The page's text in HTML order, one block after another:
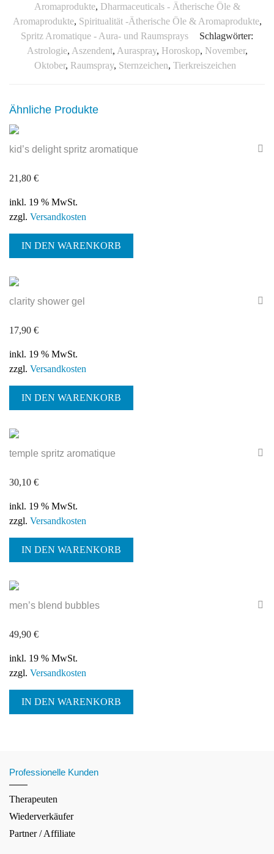
Aromaprodukte, Dharmaceuticals - Ätherische Öle &
Aromaprodukte, Spiritualität -Ätherische Öle & Aromaprodukte,
Spritz Aromatique - Aura- und Raumsprays
Schlagwörter:
Astrologie, Aszendent, Auraspray, Horoskop, November,
Oktober, Raumspray, Sternzeichen, Tierkreiszeichen
Ähnliche Produkte
kid’s delight spritz aromatique
21,80 €
inkl. 19 % MwSt.
zzgl. Versandkosten
IN DEN WARENKORB
clarity shower gel
17,90 €
inkl. 19 % MwSt.
zzgl. Versandkosten
IN DEN WARENKORB
temple spritz aromatique
30,10 €
inkl. 19 % MwSt.
zzgl. Versandkosten
IN DEN WARENKORB
men’s blend bubbles
49,90 €
inkl. 19 % MwSt.
zzgl. Versandkosten
IN DEN WARENKORB
Professionelle Kunden
Therapeuten
Wiederverkäufer
Partner / Affiliate